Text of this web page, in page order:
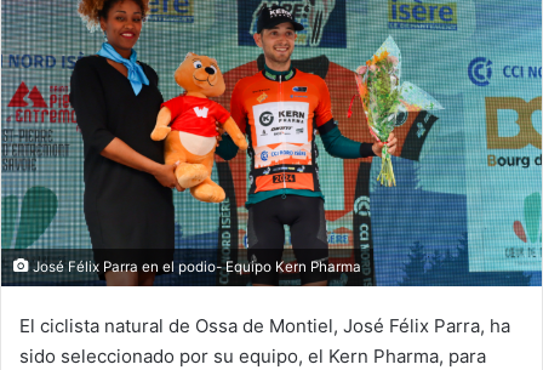
José Félix Parra en el podio- Equipo Kern Pharma
El ciclista natural de Ossa de Montiel, José Félix Parra, ha
sido seleccionado por su equipo, el Kern Pharma, para